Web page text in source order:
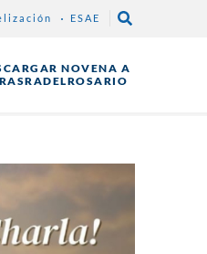
ESAE
NOVENA A